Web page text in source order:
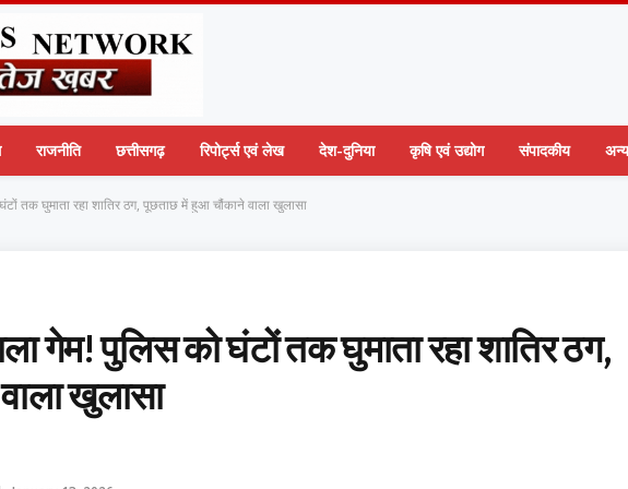
राजनीति छत्तीसगढ़ रिपोर्ट्स एवं लेख देश-दुनिया कृषि एवं उद्योग संपादकीय अन्य
घंटों तक घुमाता रहा शातिर ठग, पूछताछ में हुआ चौंकाने वाला खुलासा
गेम! पुलिस को घंटों तक घुमाता रहा शातिर ठग,
खुलासा